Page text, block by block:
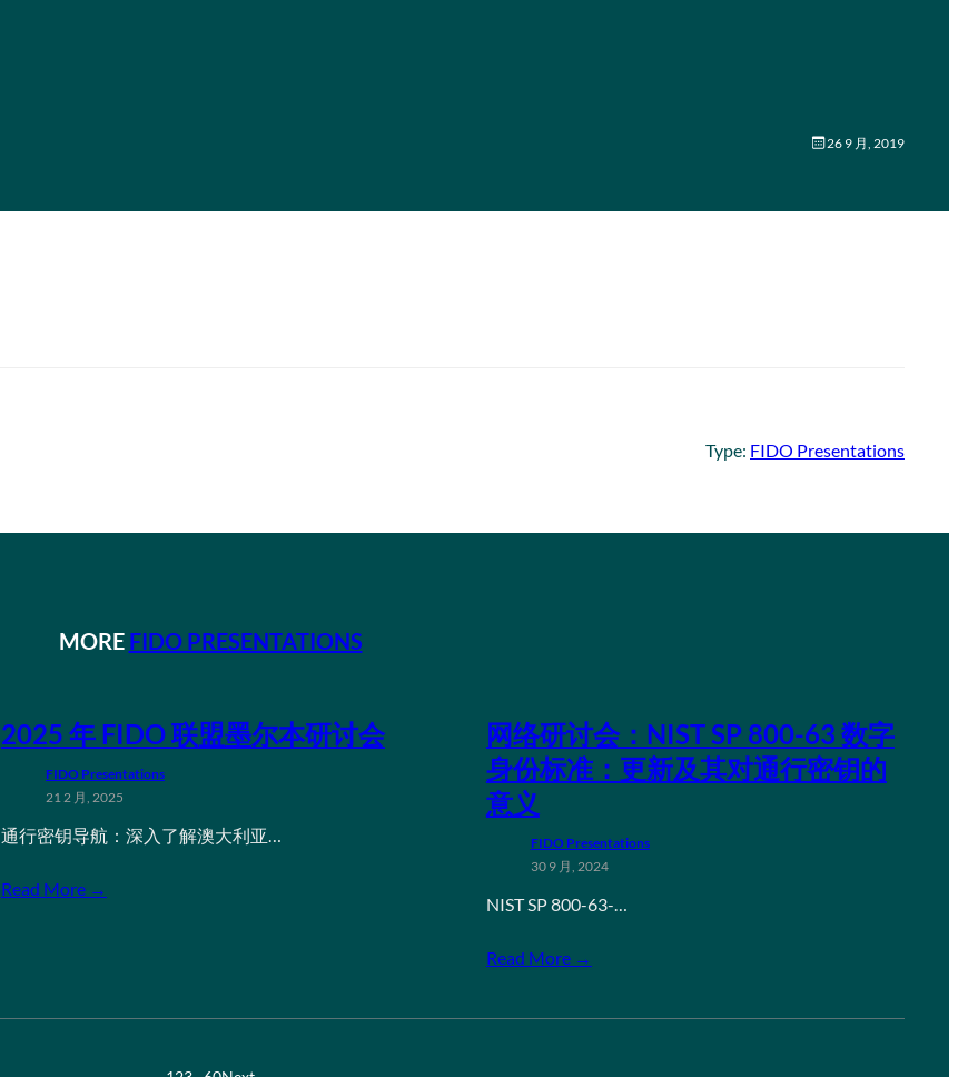
26 9 月, 2019
Type: FIDO Presentations
MORE FIDO PRESENTATIONS
2025 年 FIDO 联盟墨尔本研讨会
FIDO Presentations
21 2 月, 2025
通行密钥导航：深入了解澳大利亚…
Read More →
网络研讨会：NIST SP 800-63 数字
身份标准：更新及其对通行密钥的
意义
FIDO Presentations
30 9 月, 2024
NIST SP 800-63-…
Read More →